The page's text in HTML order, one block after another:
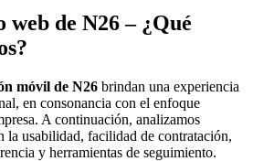
de N26 – ¿Qué
móvil de N26 brindan una experiencia
en consonancia con el enfoque
A continuación, analizamos
la usabilidad, facilidad de contratación,
y herramientas de seguimiento.